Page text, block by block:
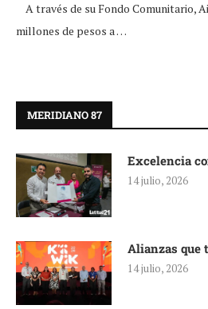
A través de su Fondo Comunitario,
millones de pesos a …
MERIDIANO 87
Excelencia
14 julio, 2026
Alianzas que
14 julio, 2026